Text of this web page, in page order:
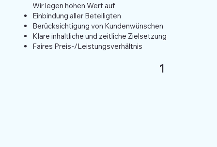
Wir legen hohen Wert auf
Einbindung aller Beteiligten
Berücksichtigung von Kundenwünschen
Klare inhaltliche und zeitliche Zielsetzung
Faires Preis-/Leistungsverhältnis
1